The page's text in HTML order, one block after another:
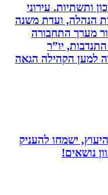
עירוני
ועדת משנה
התחבורה
יו”ר
הקהילה הגאה
ישמחו להעניק